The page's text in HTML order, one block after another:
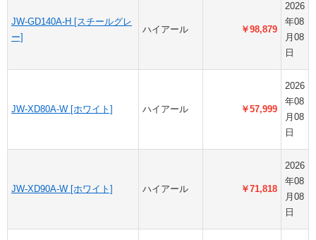
JW-GD140A-H [スチールグレ
ー]
ハイアール ￥98,879
2026
年08
月08
日
JW-XD80A-W [ホワイト] ハイアール ￥57,999
2026
年08
月08
日
JW-XD90A-W [ホワイト] ハイアール ￥71,818
2026
年08
月08
日